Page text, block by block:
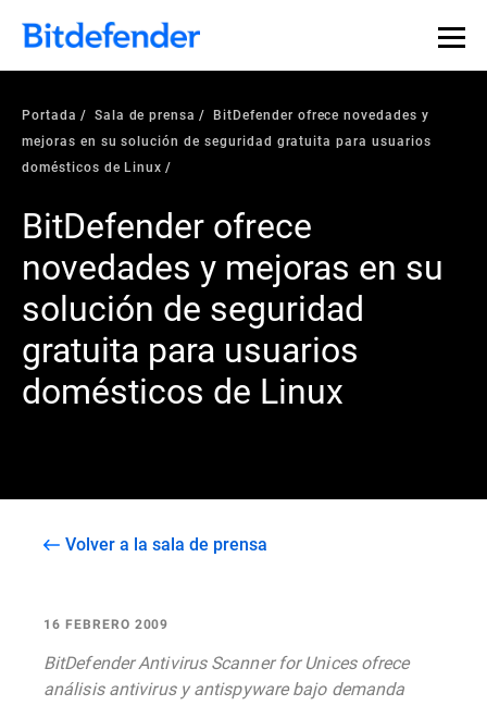
Portada Sala de prensa
BitDefender ofrece novedades y
mejoras en su solución de seguridad gratuita para usuarios
domésticos de Linux
BitDefender ofrece
novedades y mejoras en su
solución de seguridad
gratuita para usuarios
domésticos de Linux
Volver a la sala de prensa
16 FEBRERO 2009
BitDefender Antivirus Scanner for Unices ofrece
análisis antivirus y antispyware bajo demanda